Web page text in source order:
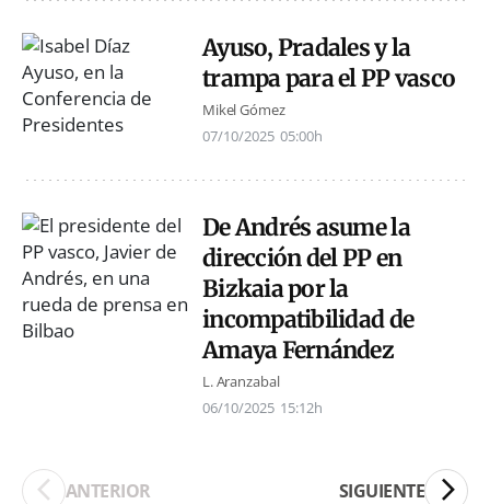
Ayuso, Pradales y la
trampa para el PP vasco
Mikel Gómez
07/10/2025 05:00h
De Andrés asume la
dirección del PP en
Bizkaia por la
incompatibilidad de
Amaya Fernández
L. Aranzabal
06/10/2025 15:12h
ANTERIOR SIGUIENTE